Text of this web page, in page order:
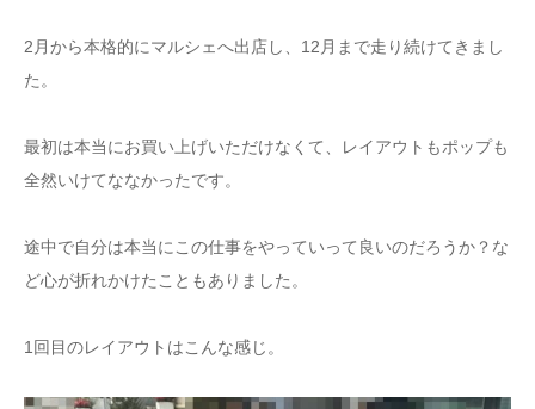
2月から本格的にマルシェへ出店し、12月まで走り続けてきまし
た。
最初は本当にお買い上げいただけなくて、レイアウトもポップも
全然いけてななかったです。
途中で自分は本当にこの仕事をやっていって良いのだろうか？な
ど心が折れかけたこともありました。
1回目のレイアウトはこんな感じ。